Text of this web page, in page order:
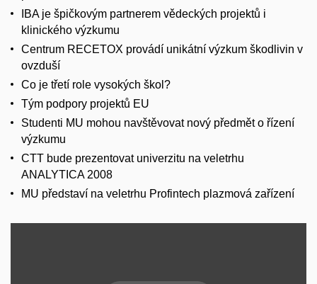
IBA je špičkovým partnerem vědeckých projektů i
klinického výzkumu
Centrum RECETOX provádí unikátní výzkum škodlivin v
ovzduší
Co je třetí role vysokých škol?
Tým podpory projektů EU
Studenti MU mohou navštěvovat nový předmět o řízení
výzkumu
CTT bude prezentovat univerzitu na veletrhu
ANALYTICA 2008
MU představí na veletrhu Profintech plazmová zařízení